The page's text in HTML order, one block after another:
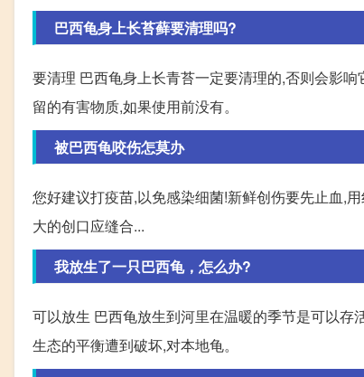
巴西龟身上长苔藓要清理吗?
要清理 巴西龟身上长青苔一定要清理的,否则会影
留的有害物质,如果使用前没有。
被巴西龟咬伤怎莫办
您好建议打疫苗,以免感染细菌!新鲜创伤要先止血,
大的创口应缝合...
我放生了一只巴西龟，怎么办?
可以放生 巴西龟放生到河里在温暖的季节是可以
生态的平衡遭到破坏,对本地龟。